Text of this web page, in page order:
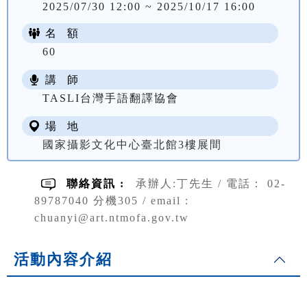
2025/07/30 12:00 ~ 2025/10/17 16:00
名 額
60
講 師
TASLI台灣手語翻譯協會
場 地
國家攝影文化中心臺北館3樓展間
聯絡資訊 :
承辦人:丁先生 / 電話： 02-
89787040 分機305 / email :
chuanyi@art.ntmofa.gov.tw
活動內容介紹